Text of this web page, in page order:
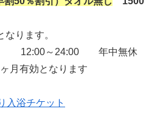
ります。
12:00～24:00 年中無休
月有効となります
入浴チケット